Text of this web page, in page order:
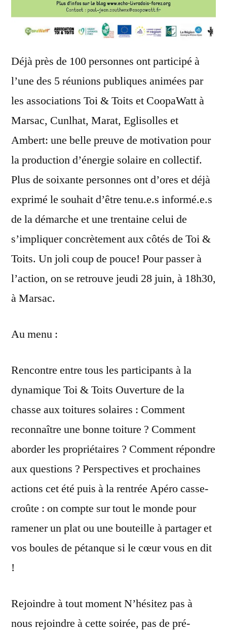
Déjà près de 100 personnes ont participé à
l’une des 5 réunions publiques animées par
les associations Toi & Toits et CoopaWatt à
Marsac, Cunlhat, Marat, Eglisolles et
Ambert: une belle preuve de motivation pour
la production d’énergie solaire en collectif.
Plus de soixante personnes ont d’ores et déjà
exprimé le souhait d’être tenu.e.s informé.e.s
de la démarche et une trentaine celui de
s’impliquer concrètement aux côtés de Toi &
Toits. Un joli coup de pouce! Pour passer à
l’action, on se retrouve jeudi 28 juin, à 18h30,
à Marsac.
Au menu :
Rencontre entre tous les participants à la
dynamique Toi & Toits Ouverture de la
chasse aux toitures solaires : Comment
reconnaître une bonne toiture ? Comment
aborder les propriétaires ? Comment répondre
aux questions ? Perspectives et prochaines
actions cet été puis à la rentrée Apéro casse-
croûte : on compte sur tout le monde pour
ramener un plat ou une bouteille à partager et
vos boules de pétanque si le cœur vous en dit
!
Rejoindre à tout moment N’hésitez pas à
nous rejoindre à cette soirée, pas de pré-